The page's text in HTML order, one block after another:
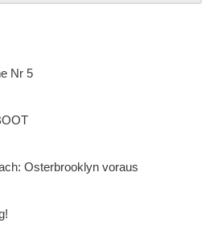
Nr 5
Osterbrooklyn voraus